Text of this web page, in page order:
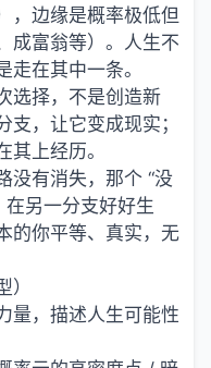
，边缘是概率极低但
成富翁等）。人生不
在其中一条。
选择，不是创造新
，让它变成现实；
上经历。
没有消失，那个 “没
在另一分支好好生
的你平等、真实，无
量，描述人生可能性